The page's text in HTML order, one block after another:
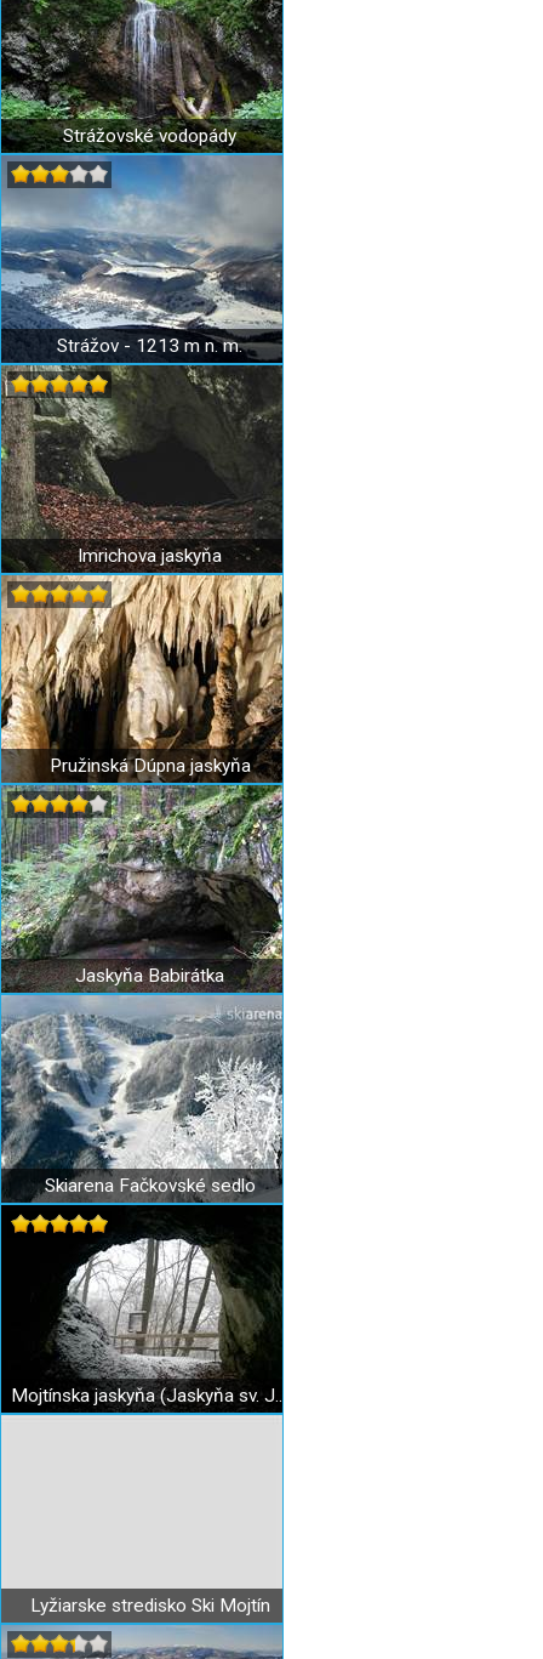
Strážovské vodopády
Strážov - 1213 m n. m.
Imrichova jaskyňa
Pružinská Dúpna jaskyňa
Jaskyňa Babirátka
Skiarena Fačkovské sedlo
Mojtínska jaskyňa (Jaskyňa sv. Jozefa)
Lyžiarske stredisko Ski Mojtín